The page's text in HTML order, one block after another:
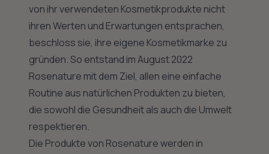
von ihr verwendeten Kosmetikprodukte nicht
ihren Werten und Erwartungen entsprachen,
beschloss sie, ihre eigene Kosmetikmarke zu
gründen. So entstand im August 2022
Rosenature mit dem Ziel, allen eine einfache
Routine aus natürlichen Produkten zu bieten,
die sowohl die Gesundheit als auch die Umwelt
respektieren.
Die Produkte von Rosenature werden in